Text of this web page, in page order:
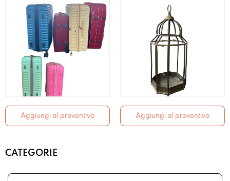
Aggiungi al preventivo Aggiungi al preventivo
CATEGORIE